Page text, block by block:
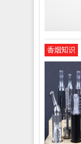
香烟知识